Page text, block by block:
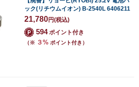
ック(リチウムイオン) B-2540L 6406211
21,780円(税込)
594ポイント付き
（※ ３% ポイント付き）